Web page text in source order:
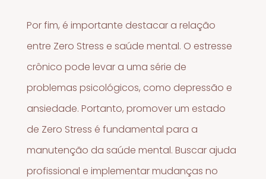
Por fim, é importante destacar a relação
entre Zero Stress e saúde mental. O estresse
crônico pode levar a uma série de
problemas psicológicos, como depressão e
ansiedade. Portanto, promover um estado
de Zero Stress é fundamental para a
manutenção da saúde mental. Buscar ajuda
profissional e implementar mudanças no